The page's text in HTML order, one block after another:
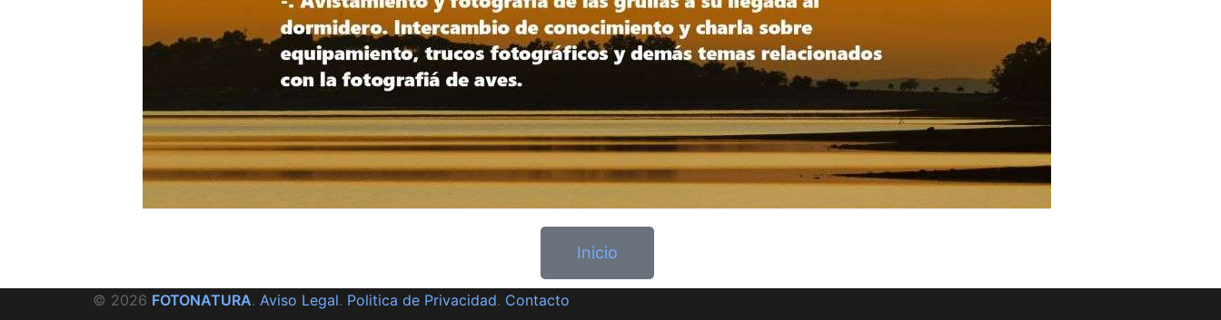
Inicio
© 2026 FOTONATURA. Aviso Legal. Politica de Privacidad. Contacto